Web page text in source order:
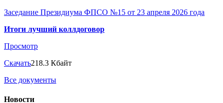
Заседание Президиума ФПСО №15 от 23 апреля 2026 года
Итоги лучший коллдоговор
Просмотр
Скачать218.3 Кбайт
Все документы
Новости